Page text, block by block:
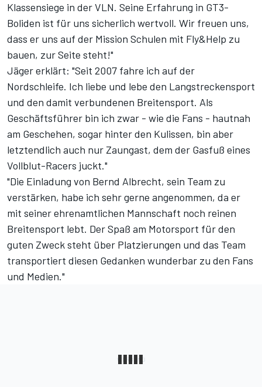
Klassensiege in der VLN. Seine Erfahrung in GT3-
Boliden ist für uns sicherlich wertvoll. Wir freuen uns,
dass er uns auf der Mission Schulen mit Fly&Help zu
bauen, zur Seite steht!"
Jäger erklärt: "Seit 2007 fahre ich auf der
Nordschleife. Ich liebe und lebe den Langstreckensport
und den damit verbundenen Breitensport. Als
Geschäftsführer bin ich zwar - wie die Fans - hautnah
am Geschehen, sogar hinter den Kulissen, bin aber
letztendlich auch nur Zaungast, dem der Gasfuß eines
Vollblut-Racers juckt."
"Die Einladung von Bernd Albrecht, sein Team zu
verstärken, habe ich sehr gerne angenommen, da er
mit seiner ehrenamtlichen Mannschaft noch reinen
Breitensport lebt. Der Spaß am Motorsport für den
guten Zweck steht über Platzierungen und das Team
transportiert diesen Gedanken wunderbar zu den Fans
und Medien."